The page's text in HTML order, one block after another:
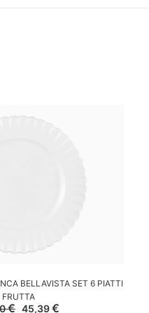
AL CARRELLO
BELLAVISTA SET 6 PIATTI
FRUTTA
€ Il
45,39€